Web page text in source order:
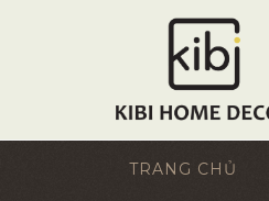
TRANG CHỦ